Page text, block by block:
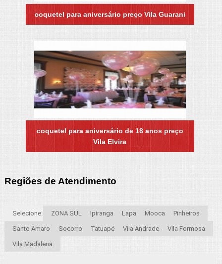
coquetel para aniversário preço Vila Guarani
coquetel para aniversário de 18 anos preço
Vila Elvira
Regiões de Atendimento
Selecione: ZONA SUL Ipiranga Lapa Mooca Pinheiros
Santo Amaro Socorro Tatuapé Vila Andrade Vila Formosa
Vila Madalena